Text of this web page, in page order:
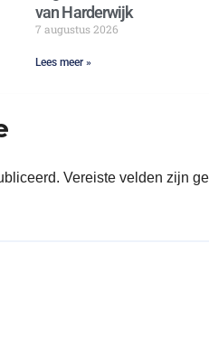
van Harderwijk
7 augustus 2026
Lees meer »
Vereiste velden zijn